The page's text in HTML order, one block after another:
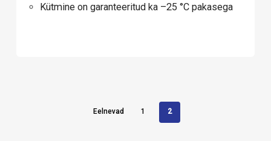
Kütmine on garanteeritud ka –25 °C pakasega
Eelnevad 1 2